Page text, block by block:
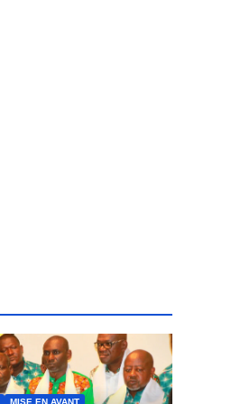
MISE EN AVANT